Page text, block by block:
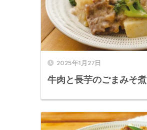
2025年1月27日
牛肉と長芋のごまみそ煮